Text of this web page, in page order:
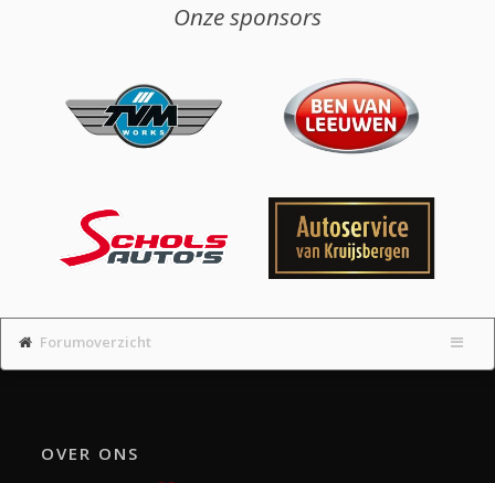
Onze sponsors
Forumoverzicht
OVER ONS